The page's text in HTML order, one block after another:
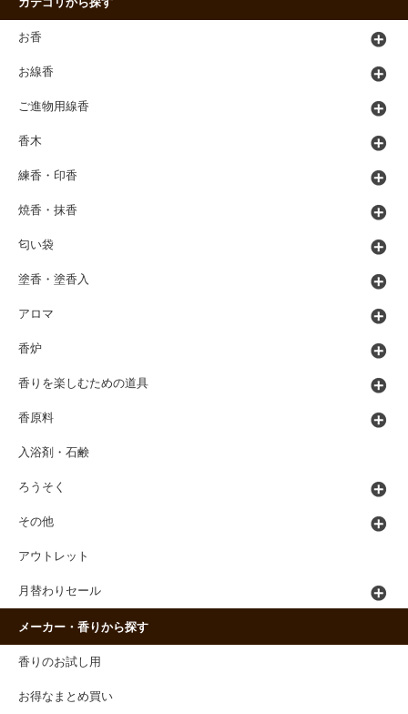
お香
お線香
ご進物用線香
香木
練香・印香
焼香・抹香
匂い袋
塗香・塗香入
アロマ
香炉
香りを楽しむための道具
香原料
入浴剤・石鹸
ろうそく
その他
アウトレット
月替わりセール
メーカー・香りから探す
香りのお試し用
お得なまとめ買い